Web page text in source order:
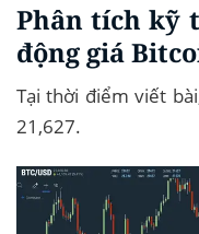
Phân tích kỹ
động giá
Tại thời điểm viết
21,627.